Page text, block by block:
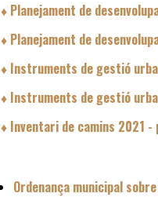
♦ Planejament de
♦ Planejament de
♦ Instruments de gestió
♦ Instruments de gestió
♦ Inventari de camins 2021 -
Ordenança municipal